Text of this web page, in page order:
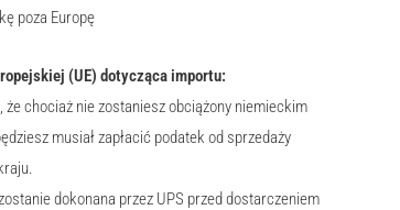
poza Europę
(UE) dotycząca importu:
chociaż nie zostaniesz obciążony niemieckim
musiał zapłacić podatek od sprzedaży
dokonana przez UPS przed dostarczeniem